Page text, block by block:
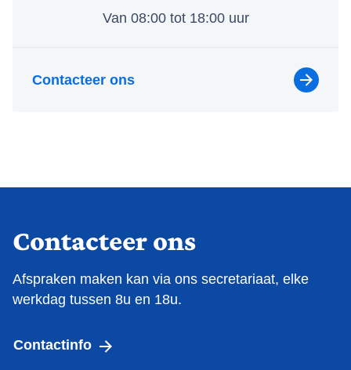
Van 08:00 tot 18:00 uur
Contacteer ons
Contacteer ons
Afspraken maken kan via ons secretariaat, elke
werkdag tussen 8u en 18u.
Contactinfo